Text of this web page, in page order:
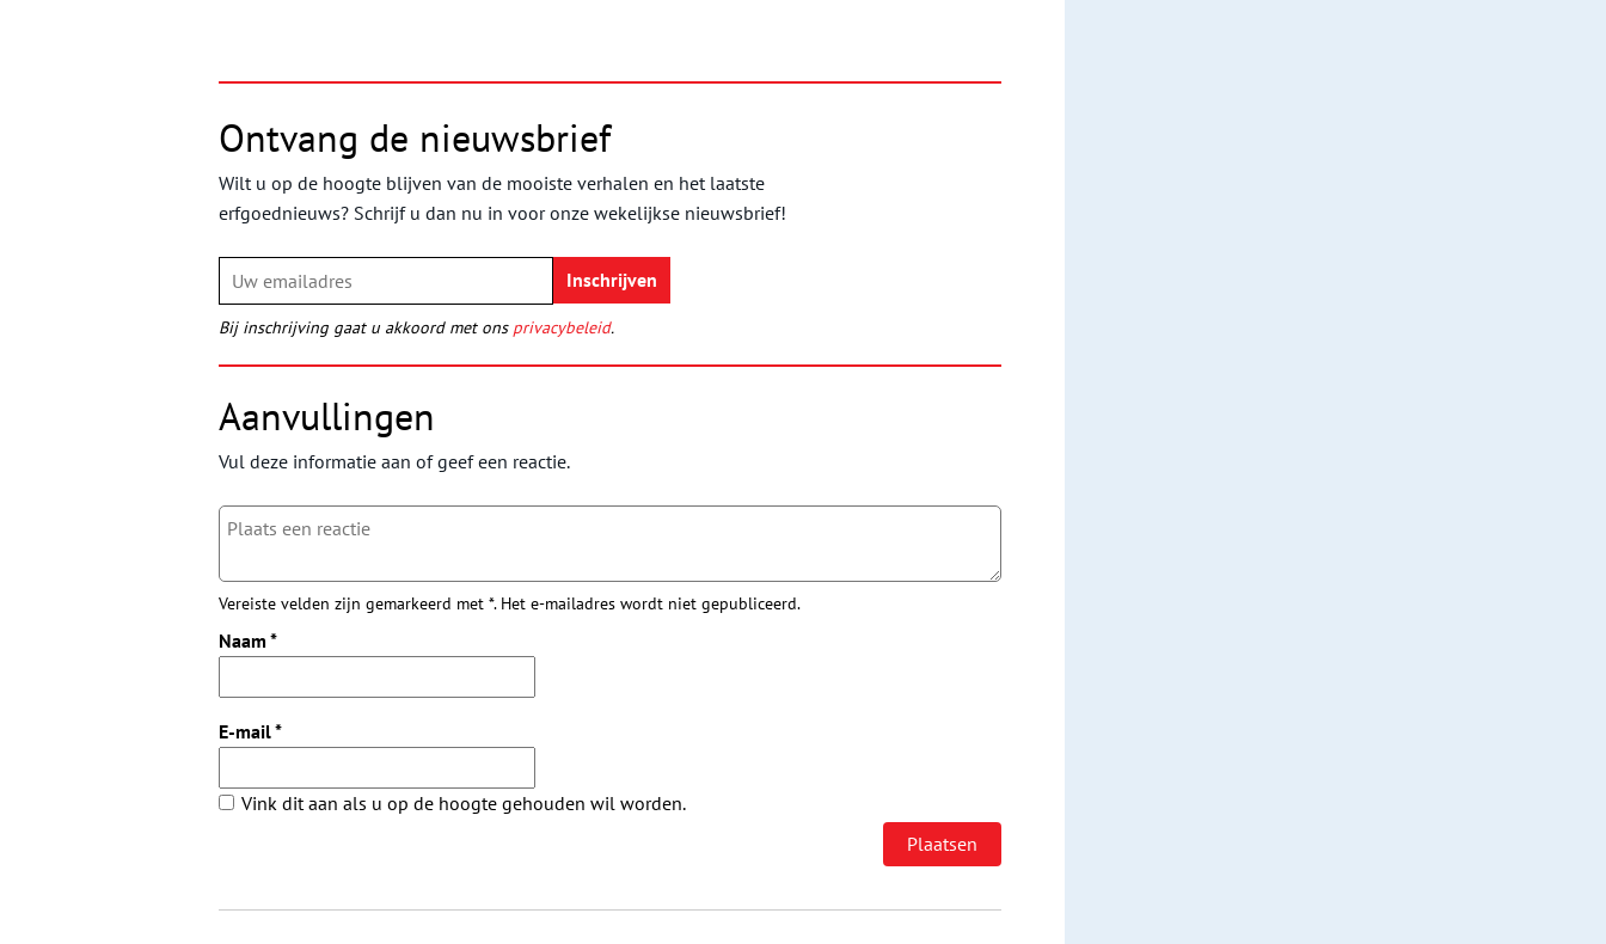
Ontvang de nieuwsbrief
Wilt u op de hoogte blijven van de mooiste verhalen en het laatste
erfgoednieuws? Schrijf u dan nu in voor onze wekelijkse nieuwsbrief!
Bij inschrijving gaat u akkoord met ons privacybeleid.
Aanvullingen
Vul deze informatie aan of geef een reactie.
Vereiste velden zijn gemarkeerd met *. Het e-mailadres wordt niet gepubliceerd.
Naam *
E-mail*
Vink dit aan als u op de hoogte gehouden wil worden.